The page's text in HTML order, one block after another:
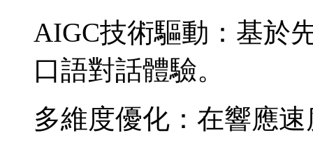
AIGC技術驅動：基於
口語對話體驗。
多維度優化：在響應